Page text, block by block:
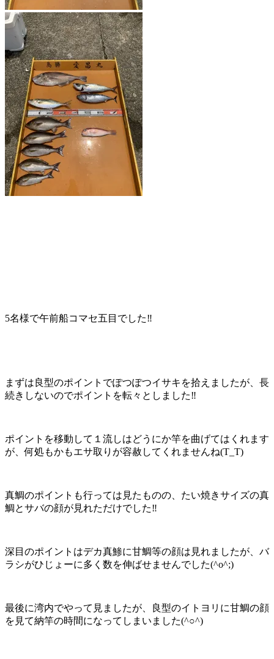
5名様で午前船コマセ五目でした‼️
まずは良型のポイントでぽつぽつイサキを拾えましたが、長
続きしないのでポイントを転々としました‼️
ポイントを移動して１流しはどうにか竿を曲げてはくれます
が、何処もかもエサ取りが容赦してくれませんね(T_T)
真鯛のポイントも行っては見たものの、たい焼きサイズの真
鯛とサバの顔が見れただけでした‼️
深目のポイントはデカ真鯵に甘鯛等の顔は見れましたが、バ
ラシがひじょーに多く数を伸ばせませんでした(^o^;)
最後に湾内でやって見ましたが、良型のイトヨリに甘鯛の顔
を見て納竿の時間になってしまいました(^○^)